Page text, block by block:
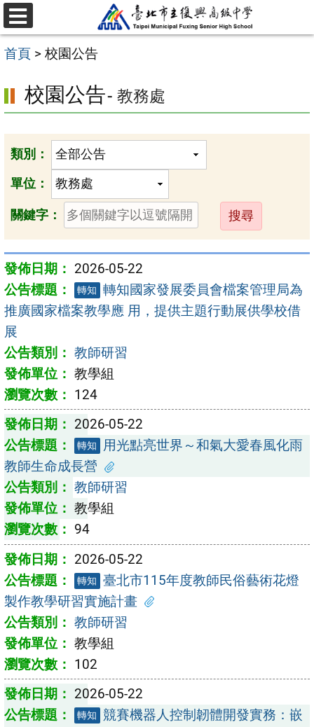
跳
至
主
內
容
區
選
單
首頁 > 校園公告
校園公告- 教務處
類別：
單位：
關鍵字：
送
出
2026-05-22
轉知 轉知國家發展委員會檔案管理局為
推廣國家檔案教學應 用，提供主題行動展供學校借
展
教師研習
教學組
124
2026-05-22
轉知
用光點亮世界～和氣大愛春風化雨
教師生命成長營
教師研習
教學組
94
2026-05-22
轉知 臺北市115年度教師民俗藝術花燈
製作教學研習實施計畫
教師研習
教學組
102
2026-05-22
轉知 競賽機器人控制韌體開發實務：嵌